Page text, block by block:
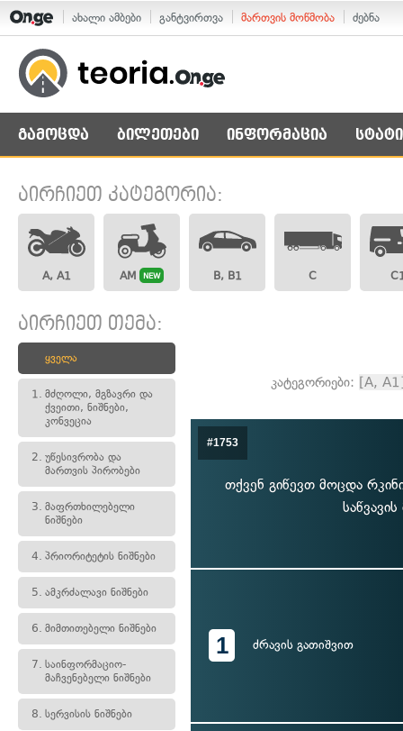
ახალი ამბები განტვირთვა მართვის მოწმობა ძებნა
გამოცდა ბილეთები ინფორმაცია
აირჩიეთ კატეგორია:
A, A1 AM NEW B, B1 C
აირჩიეთ თემა:
ყველა
1. მძღოლი, მგზავრი და
ქვეითი, ნიშნები,
კონვეცია
2. უწესივრობა და
მართვის პირობები
3. მაფრთხილებელი
ნიშნები
4. პრიორიტეტის ნიშნები
5. ამკრძალავი ნიშნები
6. მიმთითებელი ნიშნები
7. საინფორმაციო-
მაჩვენებელი ნიშნები
8. სერვისის ნიშნები
კატეგორიები: [A,
#1753
თქვენ გიწევთ მოცდა
1 ძრავის გათიშვით